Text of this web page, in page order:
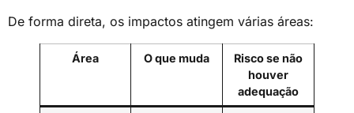
De forma direta, os impactos atingem várias áreas:
Área O que muda
Risco se não
houver
adequação